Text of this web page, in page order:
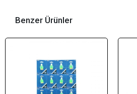
Benzer Ürünler